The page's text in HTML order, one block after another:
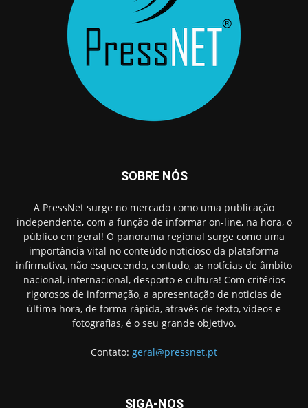
SOBRE NÓS
A PressNet surge no mercado como uma publicação
independente, com a função de informar on-line, na hora, o
público em geral! O panorama regional surge como uma
importância vital no conteúdo noticioso da plataforma
infirmativa, não esquecendo, contudo, as notícias de âmbito
nacional, internacional, desporto e cultura! Com critérios
rigorosos de informação, a apresentação de noticias de
última hora, de forma rápida, através de texto, vídeos e
fotografias, é o seu grande objetivo.
Contato: geral@pressnet.pt
SIGA-NOS